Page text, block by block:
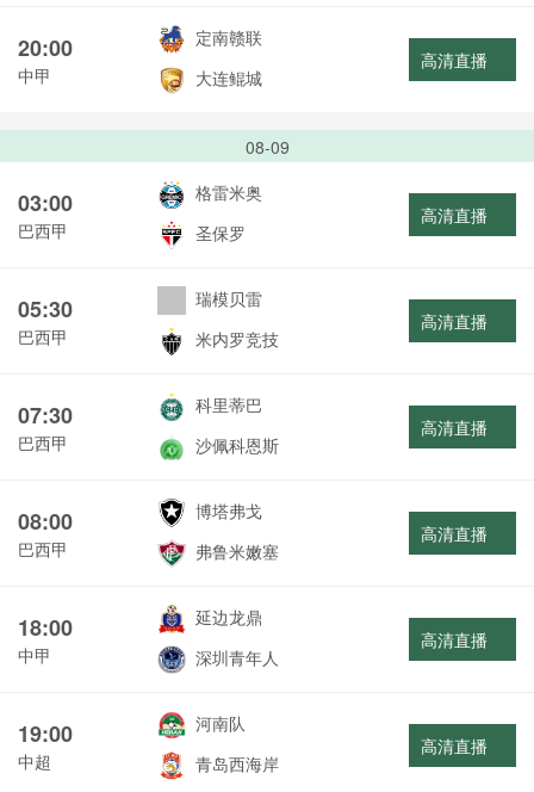
20:00
中甲
定南赣联
大连鲲城
高清直播
08-09
03:00
巴西甲
格雷米奥
圣保罗
高清直播
05:30
巴西甲
瑞模贝雷
米内罗竞技
高清直播
07:30
巴西甲
科里蒂巴
沙佩科恩斯
高清直播
08:00
巴西甲
博塔弗戈
弗鲁米嫩塞
高清直播
18:00
中甲
延边龙鼎
深圳青年人
高清直播
19:00
中超
河南队
青岛西海岸
高清直播